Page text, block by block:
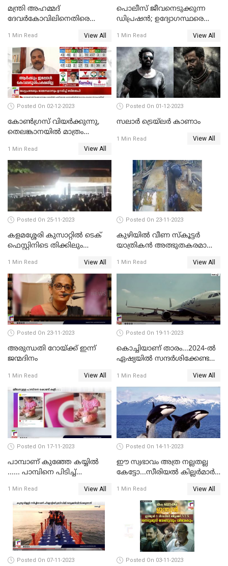
മന്ത്രി അഹമ്മദ്
ദേവർകോവിലിനെതിരെ
ആരോപണത്തിൽ
അന്വേഷണം
1 Min Read View All
പൊലീസ് ജീവനെടുക്കുന്ന
ഡിപ്രഷൻ; ഉദ്യോഗസ്ഥരെ
നടപടികളുമായി ഡിജിപി
1 Min Read View All
Posted On 02-12-2023
കോണ്‍ഗ്രസ് വിയര്‍ക്കുന്നു,
തെലങ്കാനയില്‍ മാത്രം
1 Min Read View All
Posted On 01-12-2023
സലാര്‍ ട്രെയ്‌ലർ കാണാം
1 Min Read View All
Posted On 25-11-2023
കളമശ്ശേരി കുസാറ്റില്‍ ടെക്
ഫെസ്റ്റിനിടെ തിക്കിലും
1 Min Read View All
Posted On 23-11-2023
കുഴിയിൽ വീണ സ്കൂട്ടർ
യാത്രികൻ അത്ഭുതകരമായി
1 Min Read View All
Posted On 23-11-2023
അരുന്ധതി റോയ്ക്ക് ഇന്ന്
ജന്മദിനം
1 Min Read View All
Posted On 19-11-2023
കൊച്ചിയാണ് താരം...2024-ല്‍
ഏഷ്യയില്‍ സന്ദര്‍ശിക്കേണ്ട
കൊച്ചിയും
1 Min Read View All
Posted On 17-11-2023
പാമ്പാണ് കുഞ്ഞേ കയ്യില്‍
...... പാമ്പിനെ പിടിച്ച്
വൈറലായി വീഡിയോ
1 Min Read View All
Posted On 14-11-2023
ഈ സ്വഭാവം അത്ര നല്ലതല്ല
കേട്ടോ...സീരിയല്‍ കില്ലര്‍മാര്‍
ഓര്‍ക്കകളുടെ സ്വഭാവരീതി
1 Min Read View All
Posted On 07-11-2023 Posted On 03-11-2023